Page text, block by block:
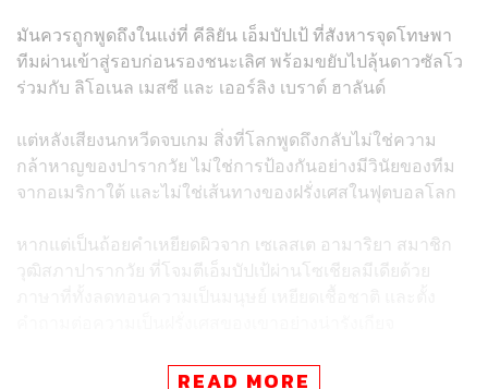
มันควรถูกพูดถึงในแง่ที่ คีลิยัน เอ็มบัปเป้ ที่สังหารจุดโทษพา
ทีมผ่านเข้าสู่รอบก่อนรองชนะเลิศ พร้อมขยับไปลุ้นดาวซัลโว
ร่วมกับ ลิโอเนล เมสซี และ เออร์ลิง เบราต์ ฮาลันด์
แต่หลังเสียงนกหวีดจบเกม สิ่งที่โลกพูดถึงกลับไม่ใช่ความ
กล้าหาญของปารากวัย ไม่ใช่การป้องกันอย่างมีวินัยของทีม
จากอเมริกาใต้ และไม่ใช่เส้นทางของฝรั่งเศสในฟุตบอลโลก
หากแต่เป็นถ้อยคำเหยียดผิวจาก เซเลสเต อามาริยา สมาชิก
วุฒิสภาปารากวัย ที่โจมตีเอ็มบัปเป้ผ่านโซเชียลมีเดียด้วย
เรื่องนี้เริ่มต้นจากเกมที่เดือดอยู่แล้วในสนาม ฝรั่งเศสเจอ
READ MORE